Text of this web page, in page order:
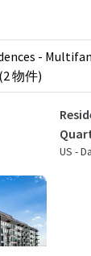
submarkets.
-
物件)
US -